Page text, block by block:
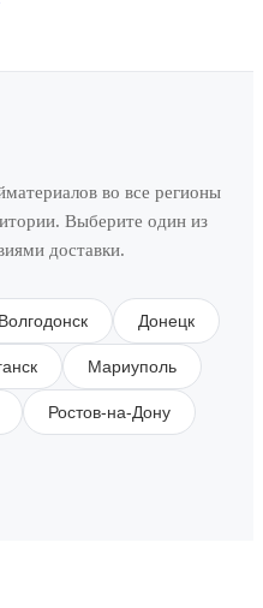
во все регионы
Выберите один из
доставки.
Волгодонск Донецк
Мариуполь
Ростов-на-Дону